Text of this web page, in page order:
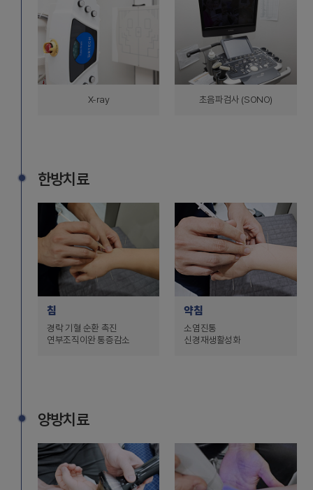
X-ray 초음파검사 (SONO)
한방치료
침
경락 기혈 순환 촉진
연부조직이완 통증감소
약침
소염진통
신경재생활성화
양방치료